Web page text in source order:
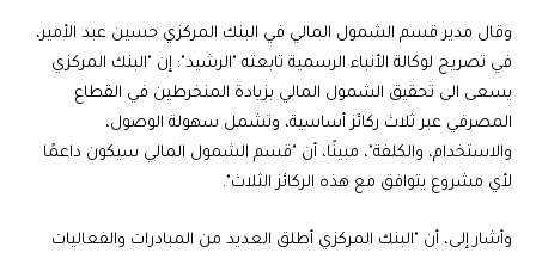
وقال مدير قسم الشمول المالي في البنك المركزي حسين عبد الأمير،
في تصريح لوكالة الأنباء الرسمية تابعته "الرشيد": إن "البنك المركزي
يسعى الى تحقيق الشمول المالي بزيادة المنخرطين في القطاع
المصرفي عبر ثلاث ركائز أساسية، وتشمل سهولة الوصول،
والاستخدام، والكلفة"، مبينًا، أن "قسم الشمول المالي سيكون داعمًا
لأي مشروع يتوافق مع هذه الركائز الثلاث".
وأشار إلى، أن "البنك المركزي أطلق العديد من المبادرات والفعاليات